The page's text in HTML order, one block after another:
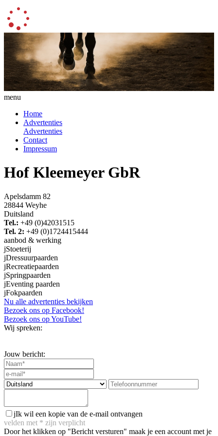
menu
Home
Advertenties
Advertenties
Contact
Impressum
Hof Kleemeyer GbR
Apelsdamm 82
28844 Weyhe
Duitsland
Tel.: +49 (0)42031515
Tel. 2: +49 (0)1724415444
aanbod & werking
jStoeterij
jDressuurpaarden
jRecreatiepaarden
jSpringpaarden
jEventing paarden
jFokpaarden
Nu alle advertenties bekijken
Bezoek ons op Facebook!
Bezoek ons op YouTube!
Wij spreken:
Jouw bericht:
jIk wil een kopie van de e-mail ontvangen
velden met * zijn verplicht
Door het klikken op "Bericht versturen" maak je een account met je